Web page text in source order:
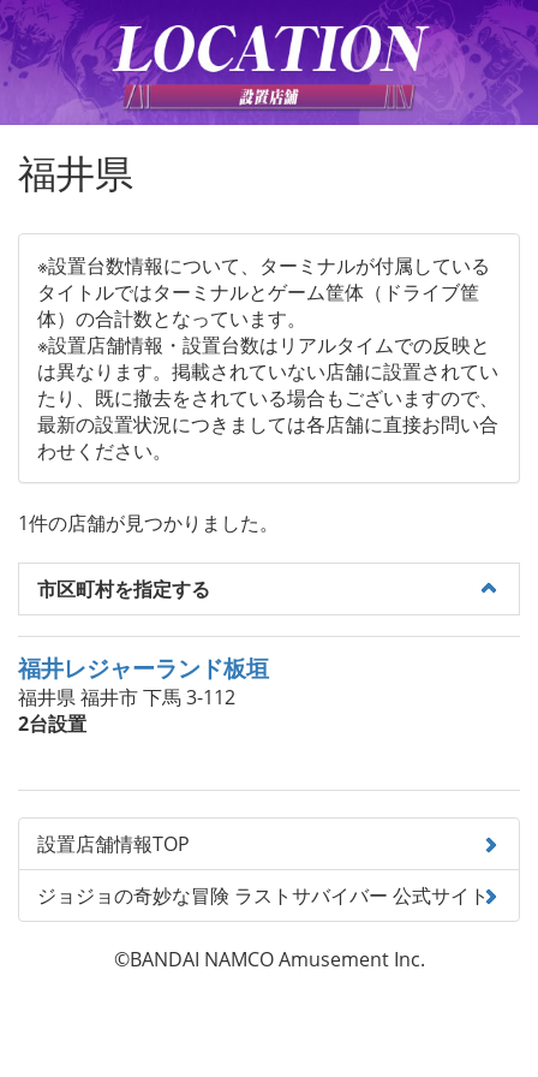
福井県
※設置台数情報について、ターミナルが付属している
タイトルではターミナルとゲーム筐体（ドライブ筐
体）の合計数となっています。
※設置店舗情報・設置台数はリアルタイムでの反映と
は異なります。掲載されていない店舗に設置されてい
たり、既に撤去をされている場合もございますので、
最新の設置状況につきましては各店舗に直接お問い合
わせください。
1件の店舗が見つかりました。
市区町村を指定する
福井レジャーランド板垣
福井県 福井市 下馬 3-112
2台設置
設置店舗情報TOP
ジョジョの奇妙な冒険 ラストサバイバー 公式サイト
©BANDAI NAMCO Amusement Inc.